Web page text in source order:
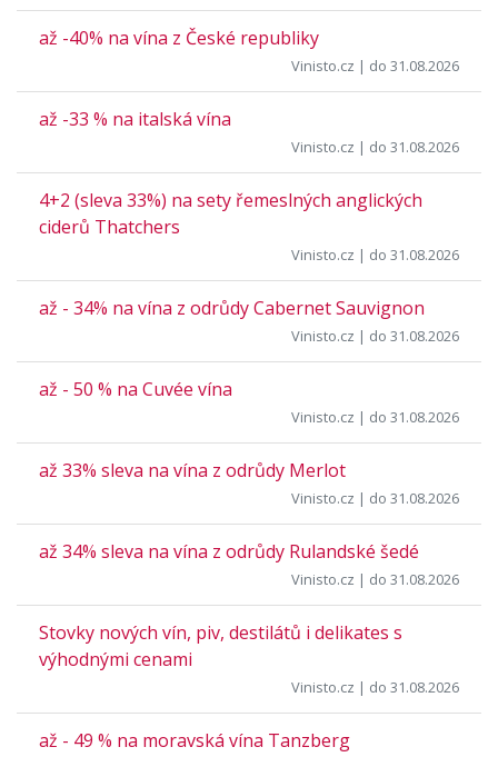
až -40% na vína z České republiky
Vinisto.cz | do 31.08.2026
až -33 % na italská vína
Vinisto.cz | do 31.08.2026
4+2 (sleva 33%) na sety řemeslných anglických
ciderů Thatchers
Vinisto.cz | do 31.08.2026
až - 34% na vína z odrůdy Cabernet Sauvignon
Vinisto.cz | do 31.08.2026
až - 50 % na Cuvée vína
Vinisto.cz | do 31.08.2026
až 33% sleva na vína z odrůdy Merlot
Vinisto.cz | do 31.08.2026
až 34% sleva na vína z odrůdy Rulandské šedé
Vinisto.cz | do 31.08.2026
Stovky nových vín, piv, destilátů i delikates s
výhodnými cenami
Vinisto.cz | do 31.08.2026
až - 49 % na moravská vína Tanzberg